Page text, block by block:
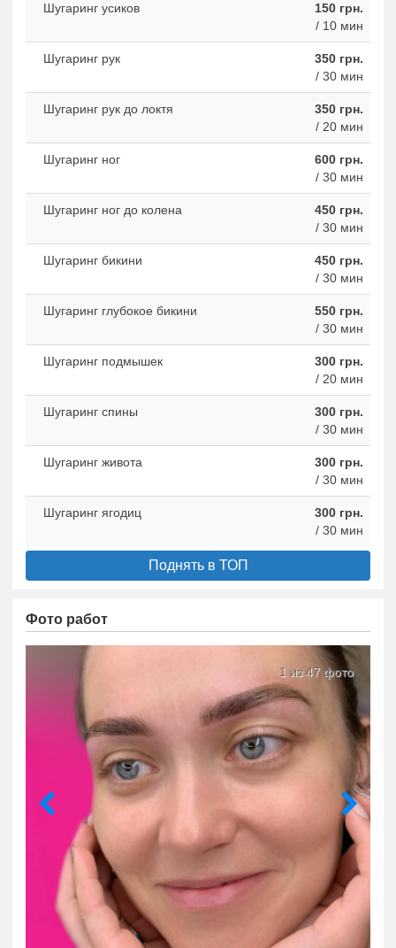
Шугаринг усиков
150 грн.
/ 10 мин
Шугаринг рук
350 грн.
/ 30 мин
Шугаринг рук до локтя
350 грн.
/ 20 мин
Шугаринг ног
600 грн.
/ 30 мин
Шугаринг ног до колена
450 грн.
/ 30 мин
Шугаринг бикини
450 грн.
/ 30 мин
Шугаринг глубокое бикини
550 грн.
/ 30 мин
Шугаринг подмышек
300 грн.
/ 20 мин
Шугаринг спины
300 грн.
/ 30 мин
Шугаринг живота
300 грн.
/ 30 мин
Шугаринг ягодиц
300 грн.
/ 30 мин
Поднять в ТОП
Фото работ
1 из 47 фото